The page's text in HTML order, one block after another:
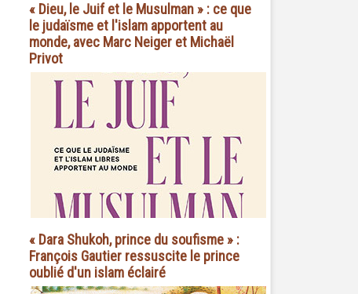
« Dieu, le Juif et le Musulman » : ce que
le judaïsme et l'islam apportent au
monde, avec Marc Neiger et Michaël
Privot
« Dara Shukoh, prince du soufisme » :
François Gautier ressuscite le prince
oublié d'un islam éclairé